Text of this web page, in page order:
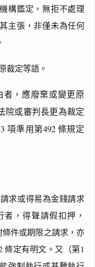
構鑑定，無拒不處理
主張，非僅未為任何
裁定等語。
，應廢棄或變更原
院或審判長更為裁定
項準用第492 條規定
求或得易為金錢請求
，得聲請假扣押，
條件或期限之請求，亦
條定有明文。又（第1